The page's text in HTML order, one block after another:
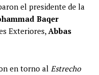
el presidente de la
Baqer
Exteriores, Abbas
en torno al Estrecho